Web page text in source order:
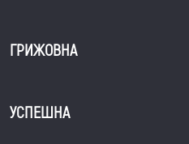
ГРИЖОВНА
УСПЕШНА